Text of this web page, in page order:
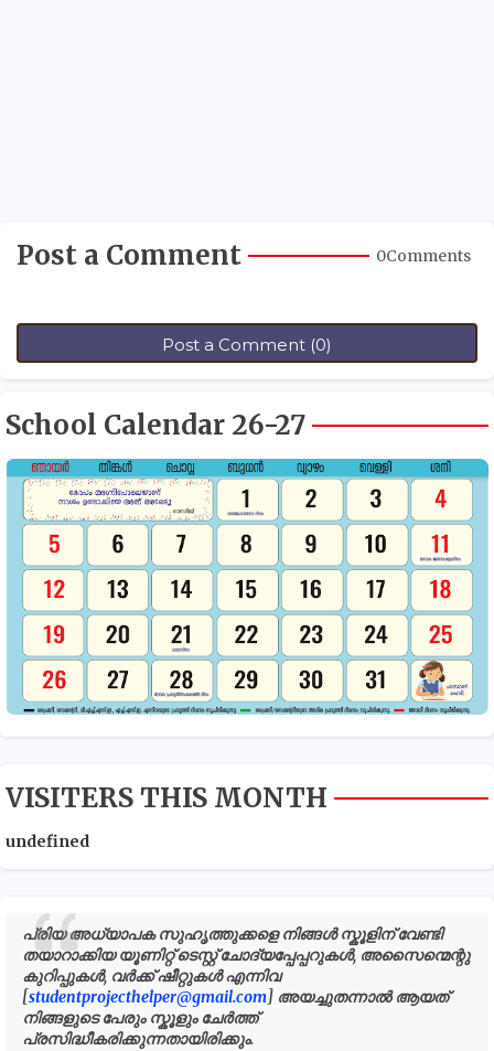
Post a Comment 0Comments
Post a Comment (0)
School Calendar 26-27
VISITERS THIS MONTH
undefned
പ്രിയ അധ്യാപക സുഹൃത്തുക്കളെ നിങ്ങൾ സ്കൂളിന് വേണ്ടി
തയാറാക്കിയ യൂണിറ്റ് ടെസ്റ്റ് ചോദ്യപ്പേപ്പറുകൾ, അസൈന്മെന്റു
കുറിപ്പുകൾ, വർക്ക് ഷീറ്റുകൾ എന്നിവ
[studentprojecthelper@gmail.com] അയച്ചുതന്നാൽ ആയത്
നിങ്ങളുടെ പേരും സ്കൂളും ചേർത്ത്
പ്രസിദ്ധീകരിക്കുന്നതായിരിക്കും.